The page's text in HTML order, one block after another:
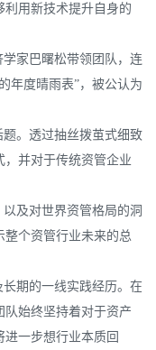
用新技术提升自身的
家巴曙松带领团队，连
年度晴雨表”，被公认为
。透过抽丝拨茧式细致
，并对于传统资管企业
及对世界资管格局的洞
个资管行业未来的总
期的一线实践经历。在
队始终坚持着对于资产
一步想行业本质回